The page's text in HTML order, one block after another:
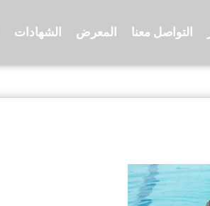
التواصل معنا المعرض الشهادات